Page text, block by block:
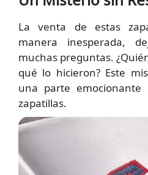
La venta de estas
manera inesperada,
muchas preguntas.
qué lo hicieron? Este
una parte
zapatillas.